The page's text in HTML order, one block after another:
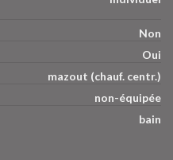
Non
Oui
mazout (chauf. centr.)
non-équipée
bain